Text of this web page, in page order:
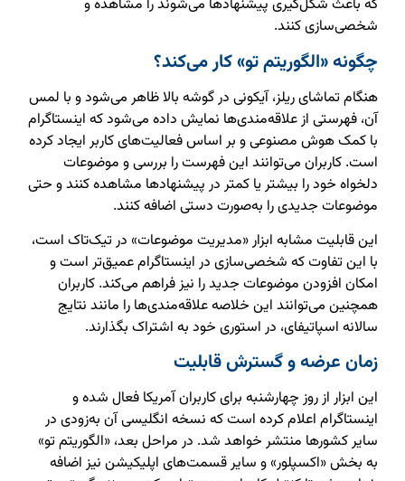
که باعث شکل‌گیری پیشنهادها می‌شوند را مشاهده و
شخصی‌سازی کنند.
چگونه «الگوریتم تو» کار می‌کند؟
هنگام تماشای ریلز، آیکونی در گوشه بالا ظاهر می‌شود و با لمس
آن، فهرستی از علاقه‌مندی‌ها نمایش داده می‌شود که اینستاگرام
با کمک هوش مصنوعی و بر اساس فعالیت‌های کاربر ایجاد کرده
است. کاربران می‌توانند این فهرست را بررسی و موضوعات
دلخواه خود را بیشتر یا کمتر در پیشنهادها مشاهده کنند و حتی
موضوعات جدیدی را به‌صورت دستی اضافه کنند.
این قابلیت مشابه ابزار «مدیریت موضوعات» در تیک‌تاک است،
با این تفاوت که شخصی‌سازی در اینستاگرام عمیق‌تر است و
امکان افزودن موضوعات جدید را نیز فراهم می‌کند. کاربران
همچنین می‌توانند این خلاصه علاقه‌مندی‌ها را مانند نتایج
سالانه اسپاتیفای، در استوری خود به اشتراک بگذارند.
زمان عرضه و گسترش قابلیت
این ابزار از روز چهارشنبه برای کاربران آمریکا فعال شده و
اینستاگرام اعلام کرده است که نسخه انگلیسی آن به‌زودی در
سایر کشورها منتشر خواهد شد. در مراحل بعد، «الگوریتم تو»
به بخش «اکسپلور» و سایر قسمت‌های اپلیکیشن نیز اضافه